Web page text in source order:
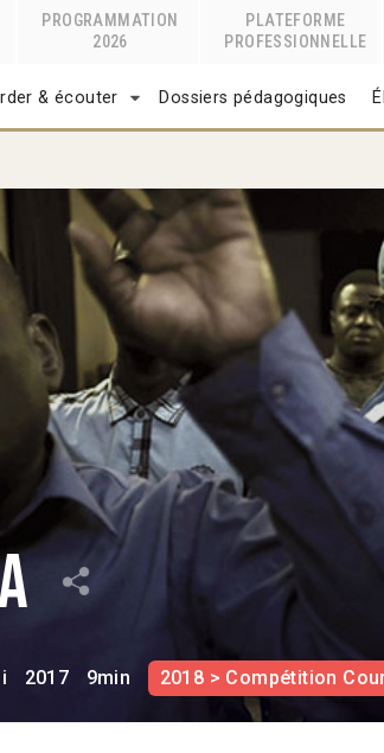
PROGRAMMATION
2026
PLATEFORME
PROFESSIONNELLE
& écouter Dossiers pédagogiques
2017 9min 2018 > Compétition